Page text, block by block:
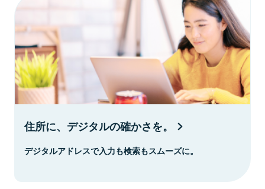
住所に、デジタルの確かさを。
デジタルアドレスで入力も検索もスムーズに。